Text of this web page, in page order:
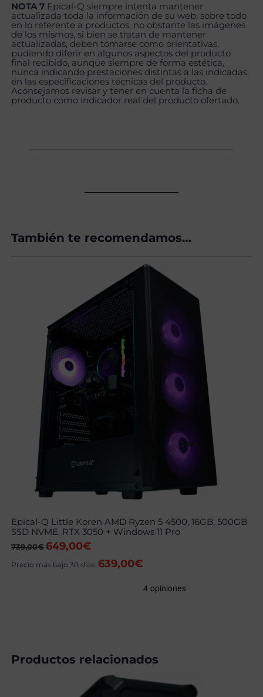
NOTA 7 Epical-Q siempre intenta mantener
actualizada toda la información de su web, sobre todo
en lo referente a productos, no obstante las imágenes
de los mismos, si bien se tratan de mantener
actualizadas, deben tomarse como orientativas,
pudiendo diferir en algunos aspectos del producto
final recibido, aunque siempre de forma estética,
nunca indicando prestaciones distintas a las indicadas
en las especificaciones técnicas del producto.
Aconsejamos revisar y tener en cuenta la ficha de
producto como indicador real del producto ofertado.
También te recomendamos…
Epical-Q Little Koren AMD Ryzen 5 4500, 16GB, 500GB
SSD NVME, RTX 3050 + Windows 11 Pro
739,00€ El
original
649,00€
actual
Precio más bajo 30 días: 639,00€
Productos relacionados